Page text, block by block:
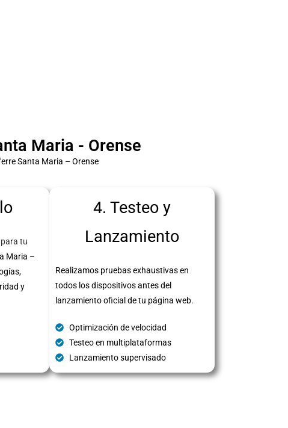
Maria - Orense
Santa Maria – Orense
tu
Maria –
y
4. Testeo y
Lanzamiento
Realizamos pruebas exhaustivas en
todos los dispositivos antes del
lanzamiento oficial de tu página web.
Optimización de velocidad
Testeo en multiplataformas
Lanzamiento supervisado